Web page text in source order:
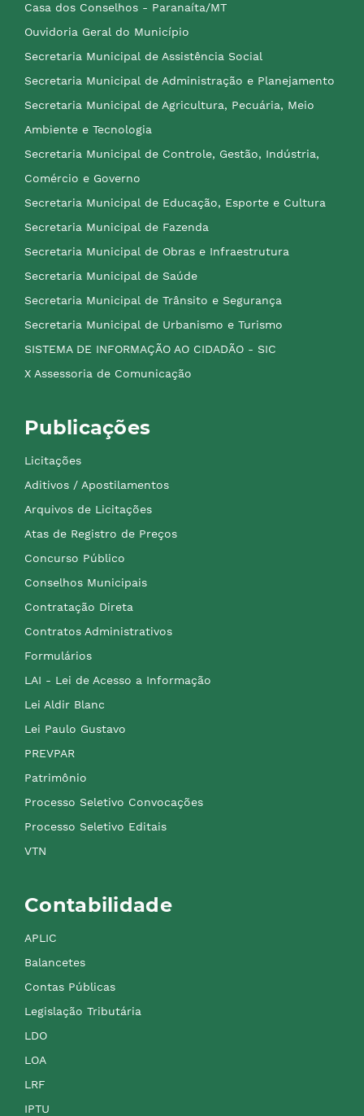
Casa dos Conselhos - Paranaíta/MT
Ouvidoria Geral do Município
Secretaria Municipal de Assistência Social
Secretaria Municipal de Administração e Planejamento
Secretaria Municipal de Agricultura, Pecuária, Meio
Ambiente e Tecnologia
Secretaria Municipal de Controle, Gestão, Indústria,
Comércio e Governo
Secretaria Municipal de Educação, Esporte e Cultura
Secretaria Municipal de Fazenda
Secretaria Municipal de Obras e Infraestrutura
Secretaria Municipal de Saúde
Secretaria Municipal de Trânsito e Segurança
Secretaria Municipal de Urbanismo e Turismo
SISTEMA DE INFORMAÇÃO AO CIDADÃO - SIC
X Assessoria de Comunicação
Publicações
Licitações
Aditivos / Apostilamentos
Arquivos de Licitações
Atas de Registro de Preços
Concurso Público
Conselhos Municipais
Contratação Direta
Contratos Administrativos
Formulários
LAI - Lei de Acesso a Informação
Lei Aldir Blanc
Lei Paulo Gustavo
PREVPAR
Patrimônio
Processo Seletivo Convocações
Processo Seletivo Editais
VTN
Contabilidade
APLIC
Balancetes
Contas Públicas
Legislação Tributária
LDO
LOA
LRF
IPTU